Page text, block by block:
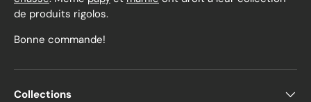
de produits rigolos.
Bonne commande!
Collections